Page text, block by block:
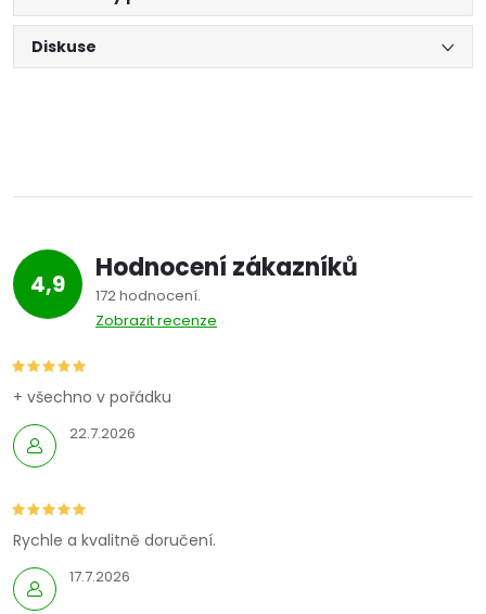
Diskuse
4,9 Hodnocení zákazníků
172 hodnocení
Zobrazit recenze
22.7.2026
+ všechno v pořádku
17.7.2026
Rychle a kvalitně doručení.